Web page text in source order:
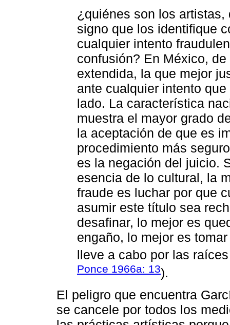
¿quiénes son los
signo que los identifique
cualquier intento
confusión? En México,
extendida, la que mejor
ante cualquier intento
lado. La característica
muestra el mayor grado
la aceptación de que es
procedimiento más
es la negación del juicio.
esencia de lo cultural, la
fraude es luchar por que
asumir este título sea
desafinar, lo mejor es
engaño, lo mejor es
lleve a cabo por las
Ponce 1966a: 13).
El peligro que encuentra
se cancele por todos los